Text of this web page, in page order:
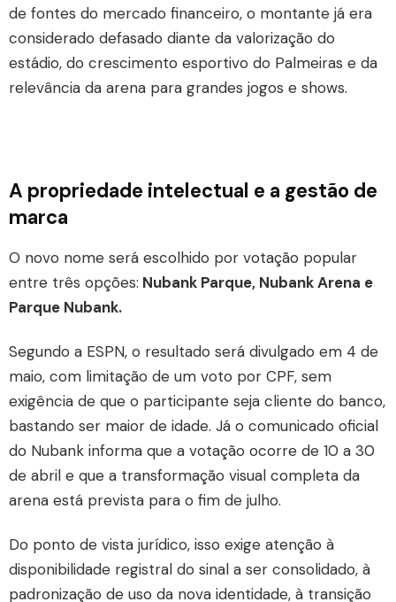
de fontes do mercado financeiro, o montante já era
considerado defasado diante da valorização do
estádio, do crescimento esportivo do Palmeiras e da
relevância da arena para grandes jogos e shows.
A propriedade intelectual e a gestão de
marca
O novo nome será escolhido por votação popular
entre três opções: Nubank Parque, Nubank Arena e
Parque Nubank.
Segundo a ESPN, o resultado será divulgado em 4 de
maio, com limitação de um voto por CPF, sem
exigência de que o participante seja cliente do banco,
bastando ser maior de idade. Já o comunicado oficial
do Nubank informa que a votação ocorre de 10 a 30
de abril e que a transformação visual completa da
arena está prevista para o fim de julho.
Do ponto de vista jurídico, isso exige atenção à
disponibilidade registral do sinal a ser consolidado, à
padronização de uso da nova identidade, à transição